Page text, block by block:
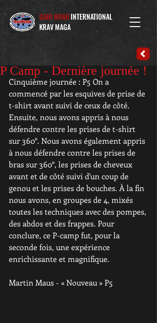
GABI NOAHINTERNATIONAL
KRAV MAGA
P Camp - Dernière journée !
Cinquième journée : P5 On a
commencé par les esquives de prise de
t-shirt avant suivi de ceux de côté.
Ensuite, nous avons appris à nous
défendre contre les prises de t-shirt
sur 360°. Nous avons également appris
à nous défendre contre les prises de
bras sur 360°, les prises de cheveux
avant et de côté suivi d'un coup de
genou et les prises de bouches. À la fin
nous avons, en groupes de 4, mixés
toutes les techniques avec des pompes,
des abdos et des frappes. Pour
conclure, ce P-camp fut, pour la
seconde fois, une expérience
enrichissante et magnifique.
Martin Maus - « Nouveau » P5